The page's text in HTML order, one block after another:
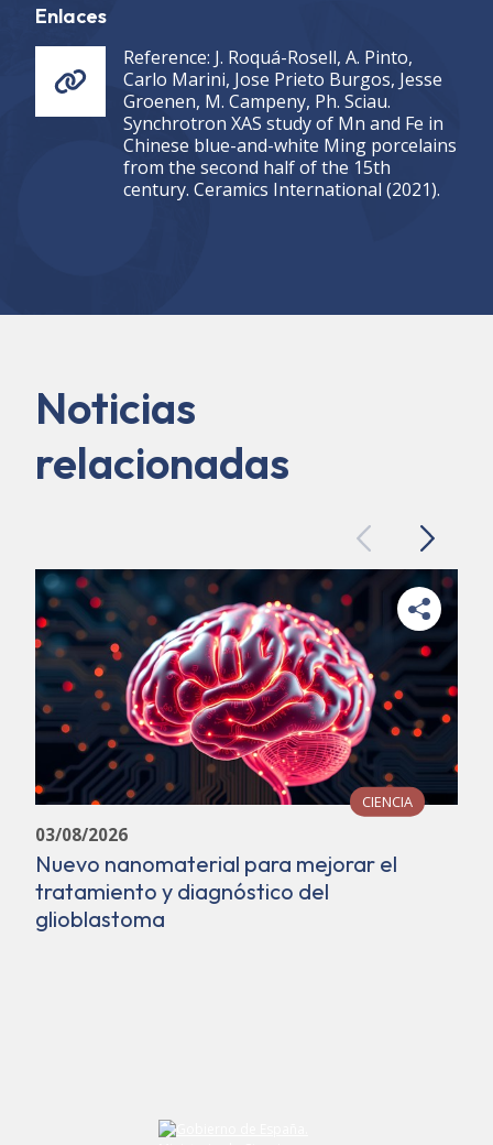
Enlaces
Reference: J. Roquá-Rosell, A. Pinto,
Carlo Marini, Jose Prieto Burgos, Jesse
Groenen, M. Campeny, Ph. Sciau.
Synchrotron XAS study of Mn and Fe in
Chinese blue-and-white Ming porcelains
from the second half of the 15th
century. Ceramics International (2021).
Noticias
relacionadas
PreviousNext
CIENCIA
03/08/2026
Nuevo nanomaterial para mejorar el
tratamiento y diagnóstico del
glioblastoma